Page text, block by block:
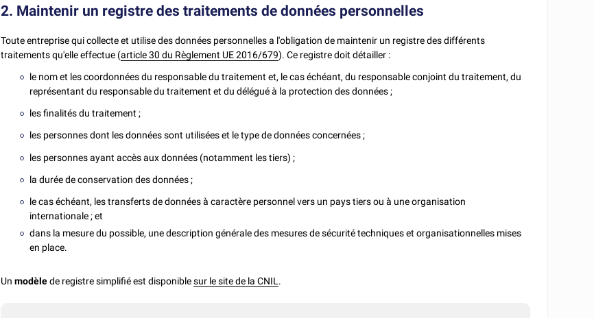
2. Maintenir un registre des traitements de données personnelles
Toute entreprise qui collecte et utilise des données personnelles a l'obligation de maintenir un registre des différents
traitements qu'elle effectue (article 30 du Règlement UE 2016/679). Ce registre doit détailler :
le nom et les coordonnées du responsable du traitement et, le cas échéant, du responsable conjoint du traitement, du
représentant du responsable du traitement et du délégué à la protection des données ;
les finalités du traitement ;
les personnes dont les données sont utilisées et le type de données concernées ;
les personnes ayant accès aux données (notamment les tiers) ;
la durée de conservation des données ;
le cas échéant, les transferts de données à caractère personnel vers un pays tiers ou à une organisation
internationale ; et
dans la mesure du possible, une description générale des mesures de sécurité techniques et organisationnelles mises
en place.
Unmodèlede registre simplifié est disponiblesur le site de la CNIL .